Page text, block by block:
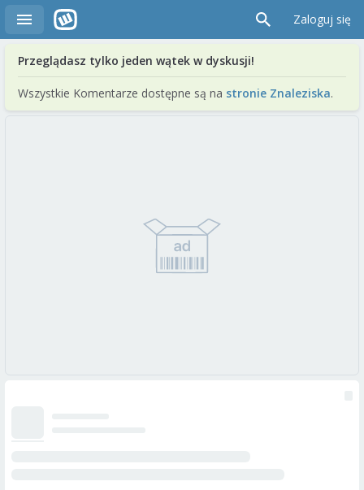
Zaloguj się
Przeglądasz tylko jeden wątek w dyskusji!
Wszystkie Komentarze dostępne są na stronie Znaleziska.